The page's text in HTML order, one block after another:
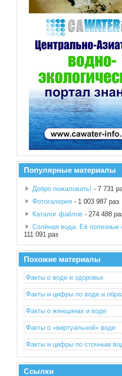
Популярные материалы
Добро пожаловать! - 7 731
Фотогалерея - 1 003 987 раз
Каталог файлов - 274 488
Солёная вода: Её полезные
111 091 раз
Похожие материалы
Факты о воде и здоровье
Факты и цифры по воде и
Факты о женщинах и воде
Факты о «виртуальной» воде
Факты и цифры по сточным
Ссылки